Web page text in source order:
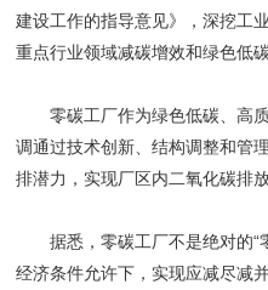
建设工作的指导意见》
，深挖工
重点行业领域减碳增效和绿色低
零碳工厂作为绿色低碳、高质
调通过技术创新、结构调整和管
排潜力，实现厂区内二氧化碳排
据悉，零碳工厂不是绝对的“
经济条件允许下，实现应减尽减